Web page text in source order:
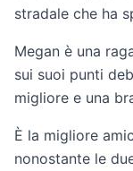
stradale che ha
Megan è una
sui suoi punti
migliore e una
È la migliore
nonostante le